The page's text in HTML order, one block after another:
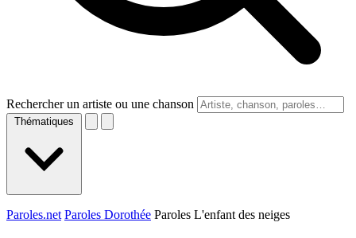
Rechercher un artiste ou une chanson
Thématiques
Paroles.net Paroles Dorothée Paroles L'enfant des neiges